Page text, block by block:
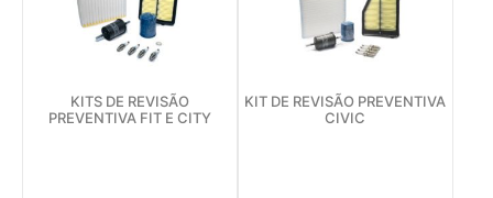
KITS DE REVISÃO
PREVENTIVA FIT E CITY
KIT DE REVISÃO PREVENTIVA
CIVIC